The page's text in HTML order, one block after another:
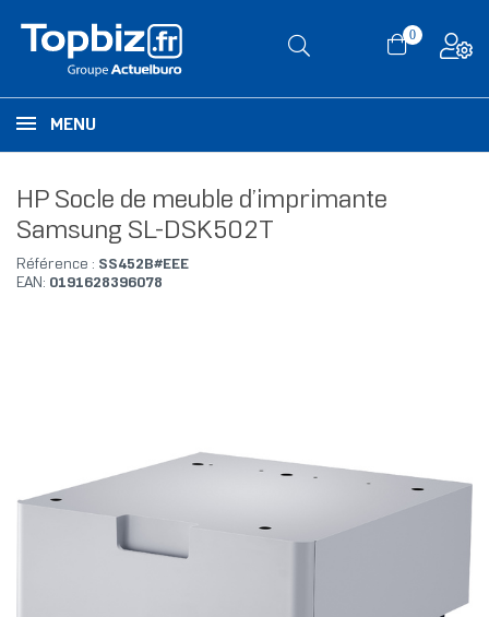
0
MENU
HP Socle de meuble d’imprimante
Samsung SL-DSK502T
Référence : SS452B#EEE
EAN: 0191628396078